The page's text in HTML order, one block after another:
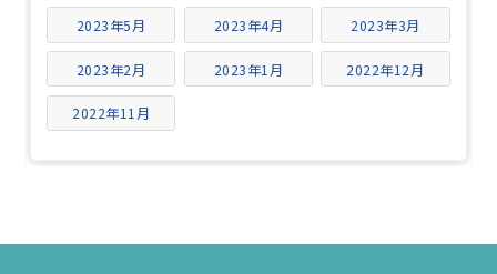
2023年5月 2023年4月 2023年3月
2023年2月 2023年1月 2022年12月
2022年11月